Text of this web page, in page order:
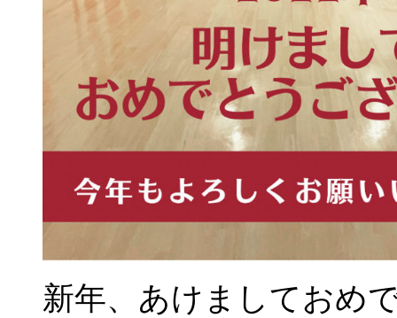
新年、あけましておめ